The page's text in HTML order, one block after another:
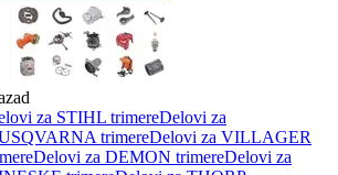
za STIHL trimereDelovi za
trimereDelovi za VILLAGER
Delovi za DEMON trimereDelovi za